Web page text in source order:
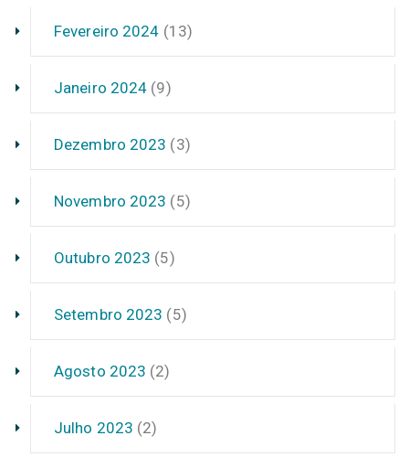
Fevereiro 2024 (13)
Janeiro 2024 (9)
Dezembro 2023 (3)
Novembro 2023 (5)
Outubro 2023 (5)
Setembro 2023 (5)
Agosto 2023 (2)
Julho 2023 (2)